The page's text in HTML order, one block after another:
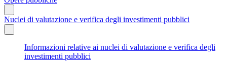
Nuclei di valutazione e verifica degli investimenti pubblici
Informazioni relative ai nuclei di valutazione e verifica degli
investimenti pubblici